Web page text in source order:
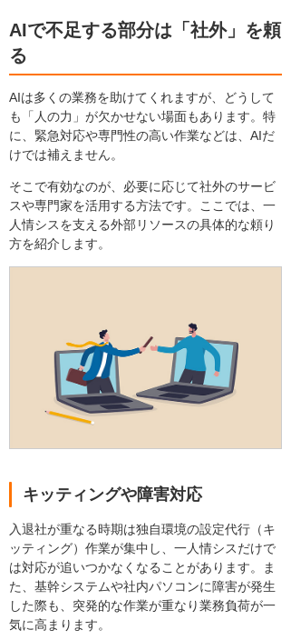
AIで不足する部分は「社外」を頼
る
AIは多くの業務を助けてくれますが、どうして
も「人の力」が欠かせない場面もあります。特
に、緊急対応や専門性の高い作業などは、AIだ
けでは補えません。
そこで有効なのが、必要に応じて社外のサービ
スや専門家を活用する方法です。ここでは、一
人情シスを支える外部リソースの具体的な頼り
方を紹介します。
キッティングや障害対応
入退社が重なる時期は独自環境の設定代行（キ
ッティング）作業が集中し、一人情シスだけで
は対応が追いつかなくなることがあります。ま
た、基幹システムや社内パソコンに障害が発生
した際も、突発的な作業が重なり業務負荷が一
気に高まります。